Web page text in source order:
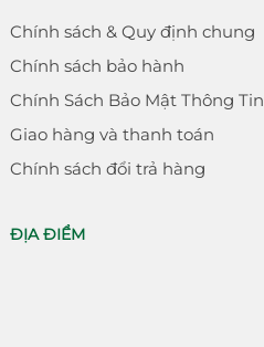
Chính sách & Quy định chung
Chính sách bảo hành
Chính Sách Bảo Mật Thông Tin
Giao hàng và thanh toán
Chính sách đổi trả hàng
ĐỊA ĐIỂM